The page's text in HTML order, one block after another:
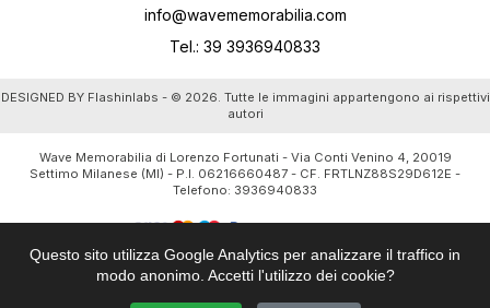
Questo sito utilizza Google Analytics per analizzare il traffico in
modo anonimo. Accetti l'utilizzo dei cookie?
info@wavememorabilia.com
Tel.: 39 3936940833
DESIGNED BY Flashinlabs - © 2026. Tutte le immagini appartengono ai rispettivi
autori
Wave Memorabilia di Lorenzo Fortunati - Via Conti Venino 4, 20019
Settimo Milanese (MI) - P.I. 06216660487 - CF. FRTLNZ88S29D612E -
Telefono: 3936940833